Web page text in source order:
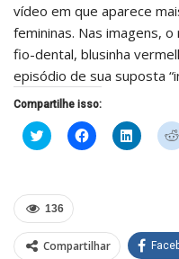
vídeo em que aparece
femininas. Nas imagens,
fio-dental, blusinha
episódio de sua suposta
Compartilhe isso:
Clique
para
em
nova
janela)
Clique
para
Clique
para
136
Compartilhar